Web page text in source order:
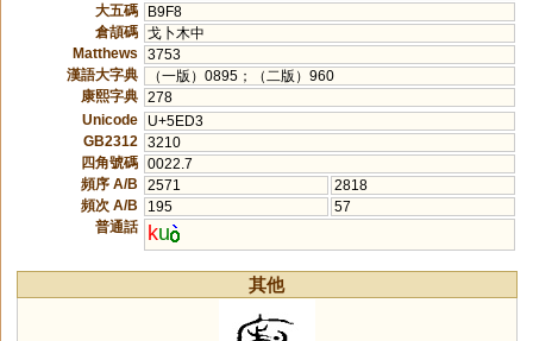
大五碼
B9F8
倉頡碼 戈卜木中
Matthews
3753
漢語大字典
（一版）0895；（二版）960
康熙字典 278
Unicode
U+5ED3
GB2312
3210
四角號碼 0022.7
頻序 A/B
2571
2818
頻次 A/B
195
57
普通話
ku
其他